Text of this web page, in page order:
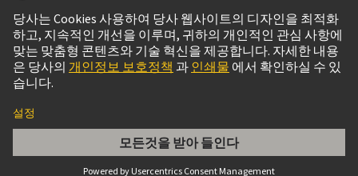
Han ES AV Pos. 6 Insert Term. Block righ
대한민국 한국어
© 하팅 테크놀로지 그룹
Privacy Policy Cookie PolicyTerms of Use